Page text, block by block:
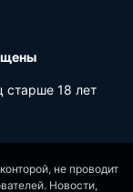
старше 18 лет
не проводит
Новости,